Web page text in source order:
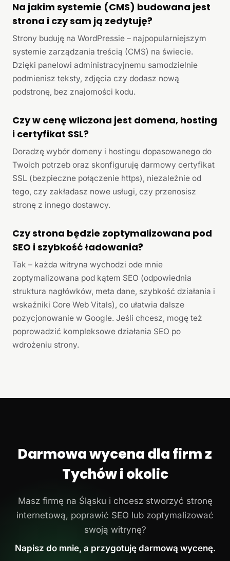
Na jakim systemie (CMS) budowana jest
strona i czy sam ją zedytuję?
Strony buduję na WordPressie – najpopularniejszym
systemie zarządzania treścią (CMS) na świecie.
Dzięki panelowi administracyjnemu samodzielnie
podmienisz teksty, zdjęcia czy dodasz nową
podstronę, bez znajomości kodu.
Czy w cenę wliczona jest domena, hosting
i certyfikat SSL?
Doradzę wybór domeny i hostingu dopasowanego do
Twoich potrzeb oraz skonfiguruję darmowy certyfikat
SSL (bezpieczne połączenie https), niezależnie od
tego, czy zakładasz nowe usługi, czy przenosisz
stronę z innego dostawcy.
Czy strona będzie zoptymalizowana pod
SEO i szybkość ładowania?
Tak – każda witryna wychodzi ode mnie
zoptymalizowana pod kątem SEO (odpowiednia
struktura nagłówków, meta dane, szybkość działania i
wskaźniki Core Web Vitals), co ułatwia dalsze
pozycjonowanie w Google. Jeśli chcesz, mogę też
poprowadzić kompleksowe działania SEO po
wdrożeniu strony.
Darmowa wycena dla firm z
Tychów i okolic
Masz firmę na Śląsku i chcesz stworzyć stronę
internetową, poprawić SEO lub zoptymalizować
swoją witrynę?
Napisz do mnie, a przygotuję darmową wycenę.